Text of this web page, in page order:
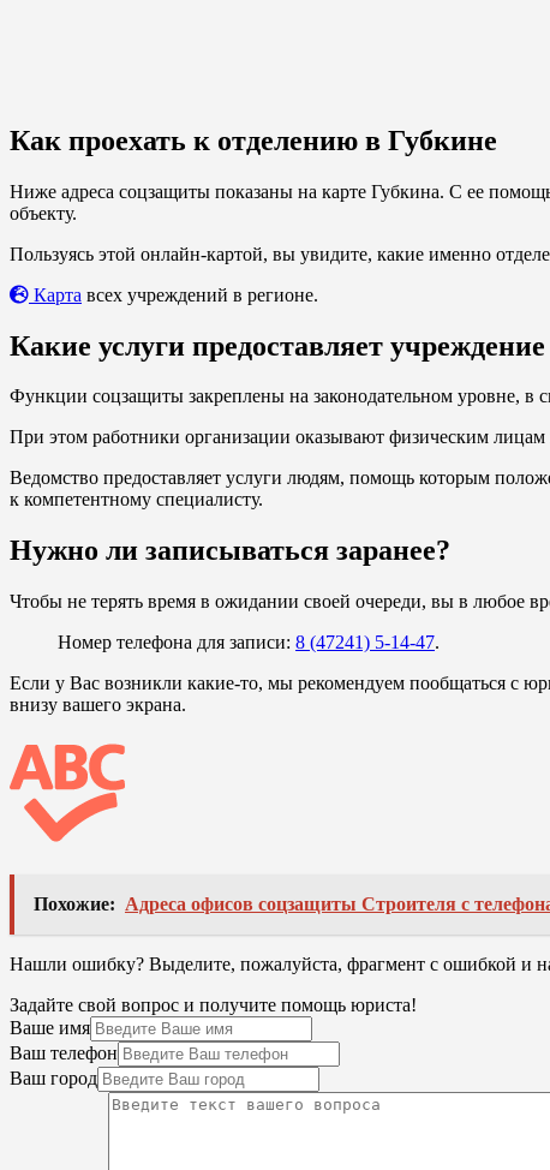
Как проехать к отделению в Губкине
Ниже адреса соцзащиты показаны на карте Губкина. С ее
объекту.
Пользуясь этой онлайн-картой, вы увидите, какие именно
Карта всех учреждений в регионе.
Какие услуги предоставляет учреждение
Функции соцзащиты закреплены на законодательном уровне, в
При этом работники организации оказывают физическим лицам
Ведомство предоставляет услуги людям, помощь которым
к компетентному специалисту.
Нужно ли записываться заранее?
Чтобы не терять время в ожидании своей очереди, вы в любое
Номер телефона для записи: 8 (47241) 5-14-47.
Если у Вас возникли какие-то, мы рекомендуем пообщаться с
внизу вашего экрана.
Похожие: Адреса офисов соцзащиты Строителя с
Нашли ошибку? Выделите, пожалуйста, фрагмент с ошибкой и
Задайте свой вопрос и получите помощь юриста!
Ваше имя
Ваш телефон
Ваш город